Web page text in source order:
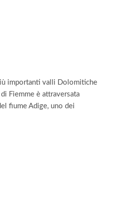
importanti valli Dolomitiche
Fiemme è attraversata
fiume Adige, uno dei